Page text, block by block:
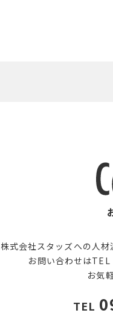
株式会社スタッズへの人
お問い合わせはTEL
お気
TEL